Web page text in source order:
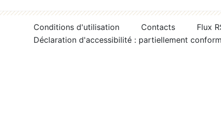
Conditions d'utilisation Contacts
Flux
Déclaration d'accessibilité : partiellement